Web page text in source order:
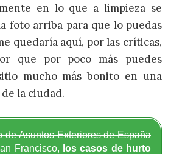
en lo que a limpieza se
foto arriba para que lo puedas
quedaría aquí, por las críticas,
que por poco más puedes
mucho más bonito en una
la ciudad.
de Asuntos Exteriores de España
Francisco, los casos de hurto